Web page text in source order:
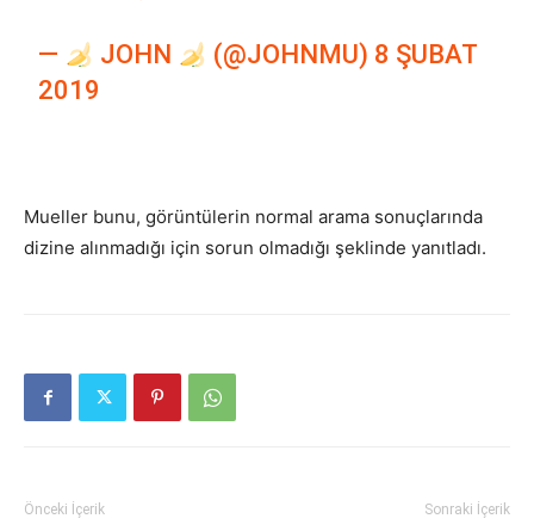
— JOHN (@JOHNMU) 8 ŞUBAT
2019
Mueller bunu, görüntülerin normal arama sonuçlarında
dizine alınmadığı için sorun olmadığı şeklinde yanıtladı.
Önceki İçerik Sonraki İçerik